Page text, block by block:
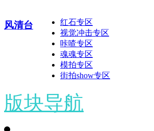
风清台
红石专区
视觉冲击专区
咔喳专区
魂魂专区
模拍专区
街拍show专区
版块导航